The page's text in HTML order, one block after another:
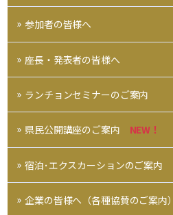
参加者の皆様へ
座長・発表者の皆様へ
ランチョンセミナーのご案内
県民公開講座のご案内 NEW！
宿泊･エクスカーションのご案内
企業の皆様へ（各種協賛のご案内）